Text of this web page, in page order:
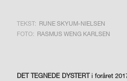
TEKST: RUNE SKYUM-NIELSEN
FOTO: RASMUS WENG KARLSEN
DET TEGNEDE DYSTERTi foråret